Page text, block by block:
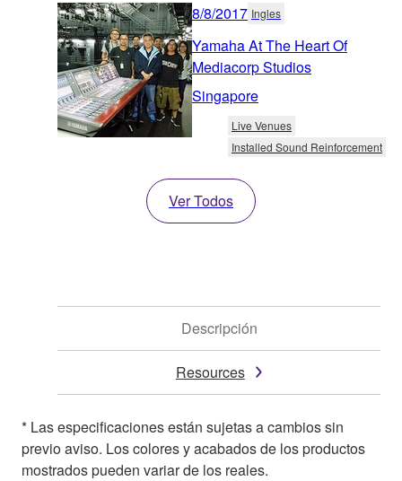
8/8/2017 Ingles
Yamaha At The Heart Of
Mediacorp Studios
Singapore
Live Venues
Installed Sound Reinforcement
Ver Todos
Descripción
Resources
* Las especificaciones están sujetas a cambios sin
previo aviso. Los colores y acabados de los productos
mostrados pueden variar de los reales.